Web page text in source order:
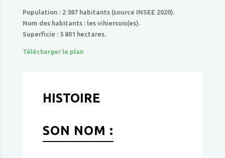
Population : 2 387 habitants (source INSEE 2020).
Nom des habitants : les vihiersois(es).
Superficie : 5 801 hectares.
Télécharger le plan
HISTOIRE
SON NOM :